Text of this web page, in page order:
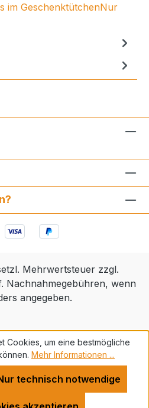
im GeschenktütchenNur
Mehrwertsteuer zzgl.
Nachnahmegebühren, wenn
angegeben.
Cookies, um eine bestmögliche
Mehr Informationen ...
technisch notwendige